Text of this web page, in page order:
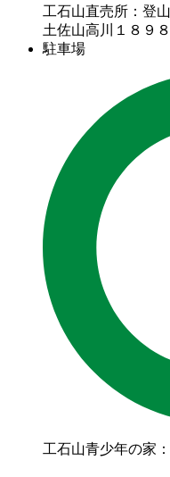
工石山直売所：登
土佐山高川１８９
駐車場
工石山青少年の家